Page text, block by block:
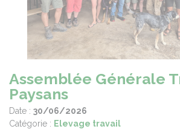
Assemblée Générale
Paysans
Date : 30/06/2026
Catégorie : Elevage travail